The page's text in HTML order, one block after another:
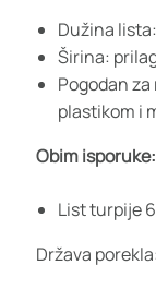
Dužina
Širina:
Pogodan
plastikom i
Obim isporuke:
List turpije
Država